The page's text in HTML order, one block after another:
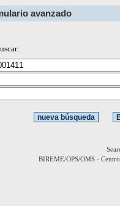
avanzado
BIREME/OPS/OMS -